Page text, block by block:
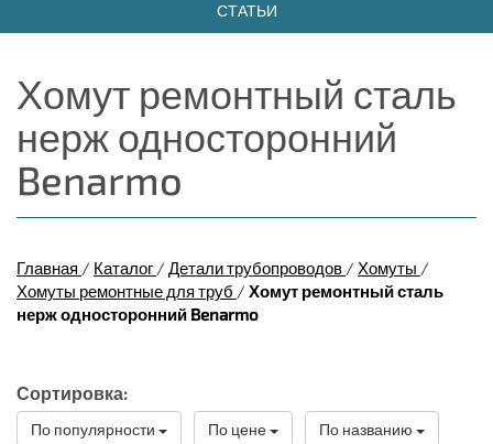
СТАТЬИ
Хомут ремонтный сталь
нерж односторонний
Benarmo
Главная / Каталог / Детали трубопроводов / Хомуты /
Хомуты ремонтные для труб / Хомут ремонтный сталь
нерж односторонний Benarmo
Сортировка:
По популярности По цене По названию